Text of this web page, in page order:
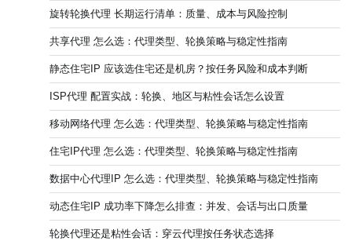
旋转轮换代理 长期运行清单：质量、成本与风险控制
共享代理 怎么选：代理类型、轮换策略与稳定性指南
静态住宅IP 应该选住宅还是机房？按任务风险和成本判断
ISP代理 配置实战：轮换、地区与粘性会话怎么设置
移动网络代理 怎么选：代理类型、轮换策略与稳定性指南
住宅IP代理 怎么选：代理类型、轮换策略与稳定性指南
数据中心代理IP 怎么选：代理类型、轮换策略与稳定性指南
动态住宅IP 成功率下降怎么排查：并发、会话与出口质量
轮换代理还是粘性会话：穿云代理按任务状态选择